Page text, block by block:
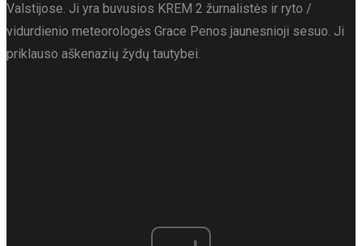
Valstijose. Ji yra buvusios KREM 2 žurnalistės ir ryto /
vidurdienio meteorologės Grace Penos jaunesnioji sesuo. Ji
priklauso aškenazių žydų tautybei.